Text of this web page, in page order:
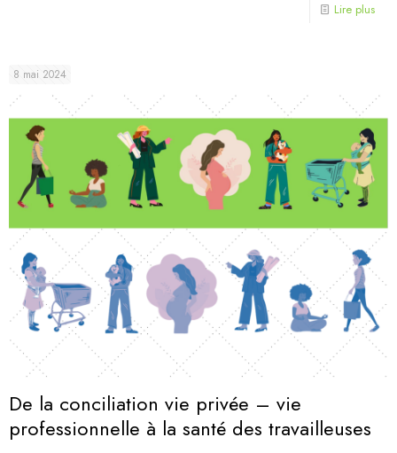
Lire plus
8 mai 2024
De la conciliation vie privée – vie
professionnelle à la santé des travailleuses